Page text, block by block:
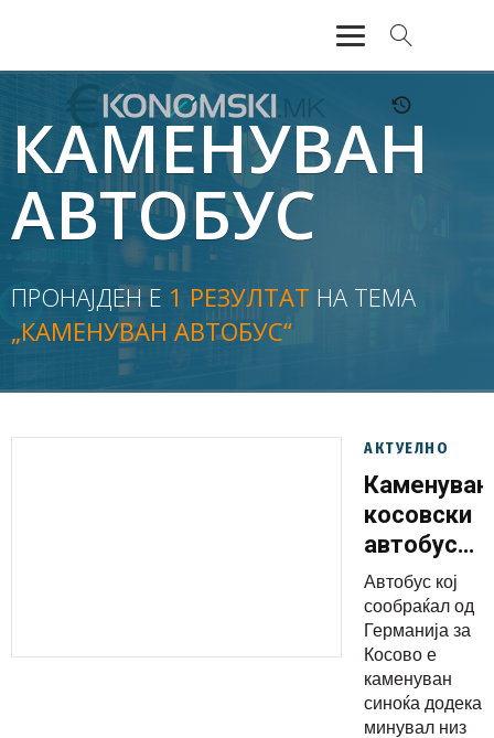
АКТУЕЛНО
ЕКОНОМИЈА
ФИНАНСИИ
БАНКАРСТВО
ЖИВОТ
МОЗАИК
КАМЕНУВАН
АВТОБУС
ПРОНАЈДЕН Е 1 РЕЗУЛТАТ НА ТЕМА
„КАМЕНУВАН АВТОБУС“
АКТУЕЛНО
Каменуван
косовски
автобус
во Србија,
Пацоли и
порача на
српската
полиција
да се
Автобус кој
сообраќал од
Германија за
Косово е
каменуван
синоќа додека
минувал низ